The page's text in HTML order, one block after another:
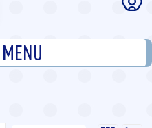
MENU